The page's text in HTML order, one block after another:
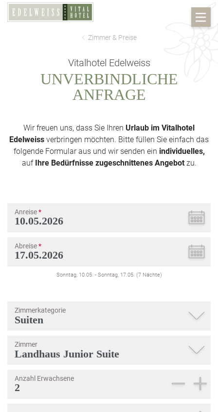
Zimmer & Preise
Vitalhotel Edelweiss
UNVERBINDLICHE
ANFRAGE
Wir freuen uns, dass Sie Ihren Urlaub im Vitalhotel
Edelweiss verbringen möchten. Bitte füllen Sie einfach das
folgende Formular aus und wir senden ein individuelles,
auf Ihre Bedürfnisse zugeschnittenes Angebotzu.
Anreise*
Abreise*
Sonntag, 10.05. - Sonntag, 17.05. (7 Nächte)
Zimmerkategorie
Zimmer
Anzahl Erwachsene